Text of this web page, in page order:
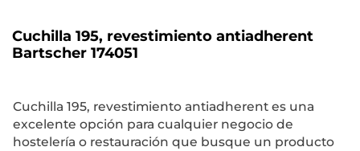
Cuchilla 195, revestimiento antiadherent
Bartscher 174051
Cuchilla 195, revestimiento antiadherent es una
excelente opción para cualquier negocio de
hostelería o restauración que busque un producto